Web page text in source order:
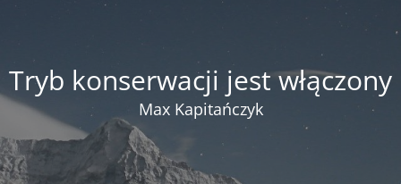
Tryb konserwacji jest włączony
Max Kapitańczyk